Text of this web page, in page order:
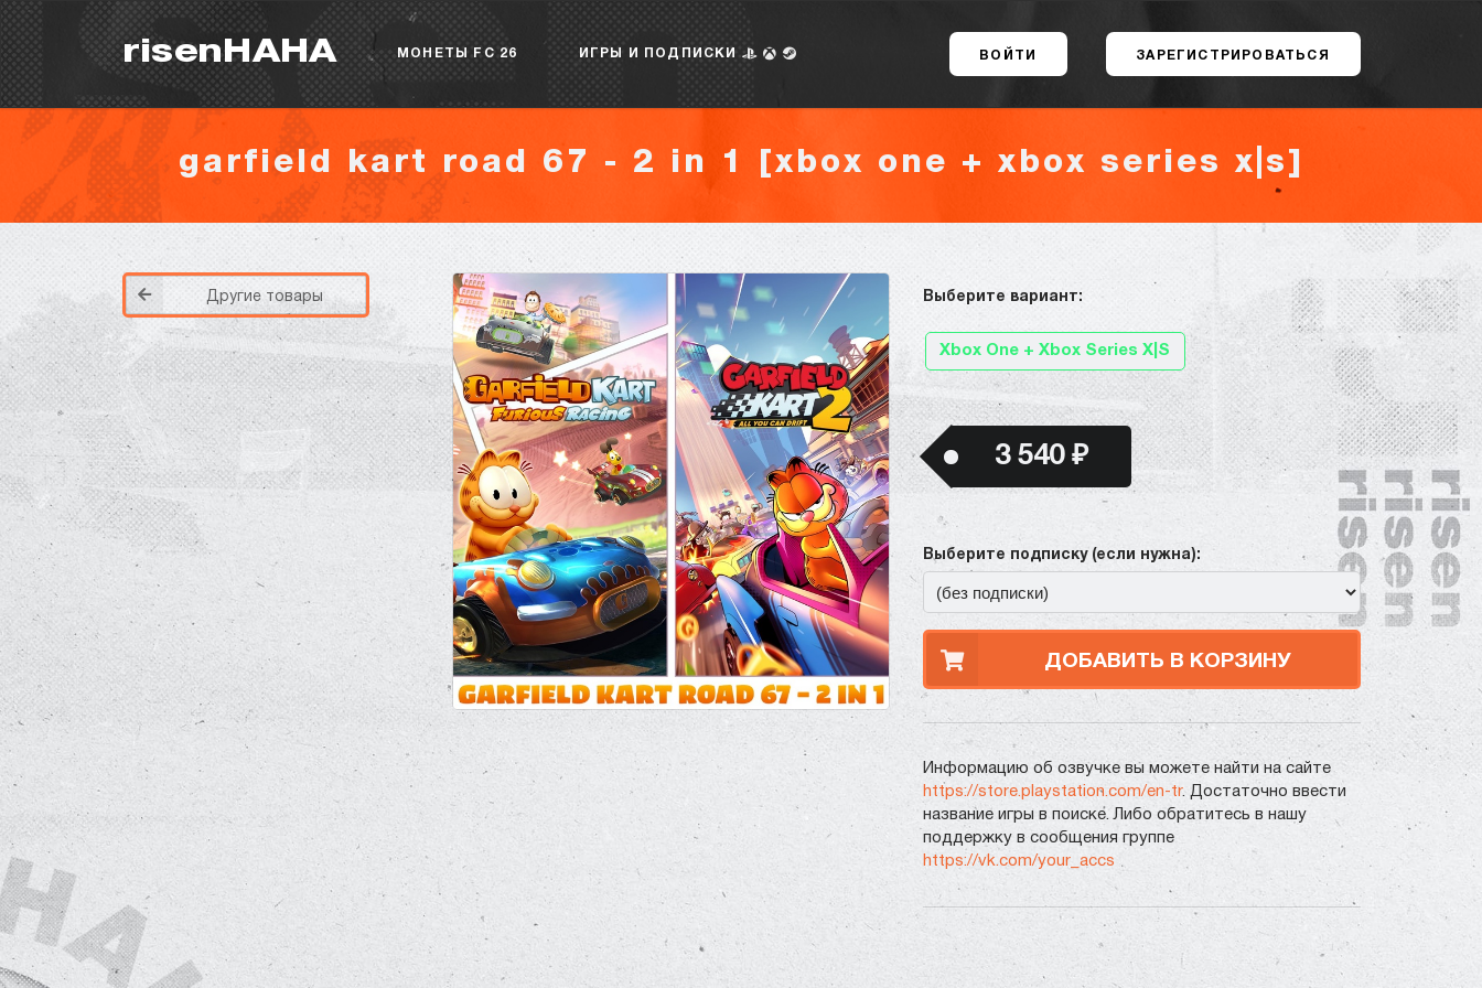
risenHAHA МОНЕТЫ FC 26 ИГРЫ И ПОДПИСКИ ВОЙТИ ЗАРЕГИСТРИРОВАТЬСЯ
garfield kart road 67 - 2 in 1 [xbox one + xbox series x|s]
Другие товары Выберите вариант:
Xbox One + Xbox Series X|S
3 540 ₽
Выберите подписку (если нужна):
ДОБАВИТЬ В КОРЗИНУ
Информацию об озвучке вы можете найти на сайте
https://store.playstation.com/en-tr. Достаточно ввести
название игры в поиске. Либо обратитесь в нашу
поддержку в сообщения группе
https://vk.com/your_accs